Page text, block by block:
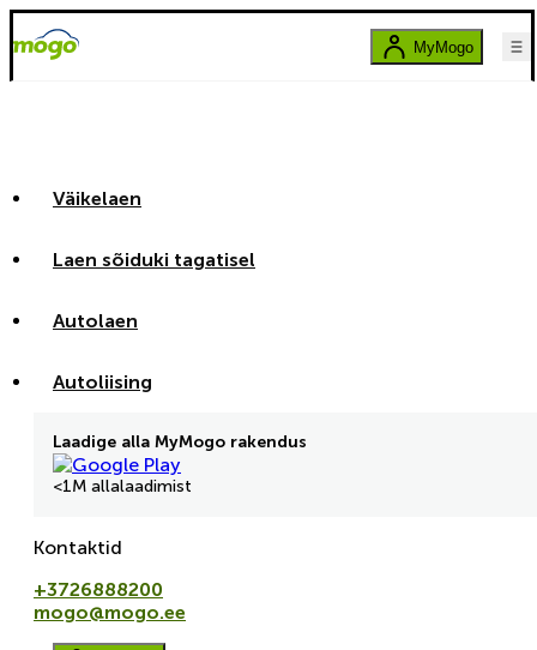
MyMogo
Väikelaen
Laen sõiduki tagatisel
Autolaen
Autoliising
Laadige alla MyMogo rakendus
<1M allalaadimist
Kontaktid
+3726888200
mogo@mogo.ee